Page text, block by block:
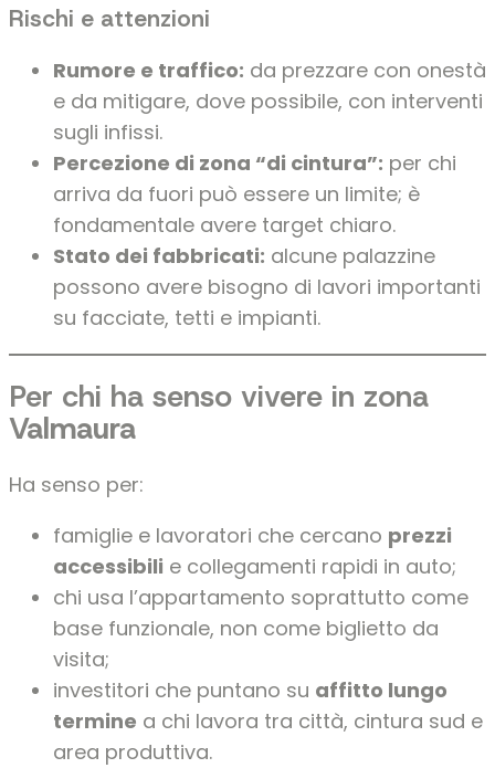
Rischi e attenzioni
Rumore e traffico: da prezzare con onestà
e da mitigare, dove possibile, con interventi
sugli infissi.
Percezione di zona “di cintura”: per chi
arriva da fuori può essere un limite; è
fondamentale avere target chiaro.
Stato dei fabbricati: alcune palazzine
possono avere bisogno di lavori importanti
su facciate, tetti e impianti.
Per chi ha senso vivere in zona
Valmaura
Ha senso per:
famiglie e lavoratori che cercano prezzi
accessibili e collegamenti rapidi in auto;
chi usa l’appartamento soprattutto come
base funzionale, non come biglietto da
visita;
investitori che puntano su affitto lungo
termine a chi lavora tra città, cintura sud e
area produttiva.